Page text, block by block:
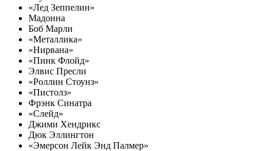
«Лед Зеппелин»
Мадонна
Боб Марли
«Металлика»
«Нирвана»
«Пинк Флойд»
Элвис Пресли
«Роллин Стоунз»
«Пистолз»
Фрэнк Синатра
«Слейд»
Джими Хендрикс
Дюк Эллингтон
«Эмерсон Лейк Энд Палмер»